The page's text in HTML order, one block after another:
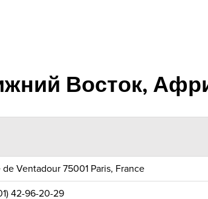
Восток,
de Ventadour 75001 Paris, France
42-96-20-29